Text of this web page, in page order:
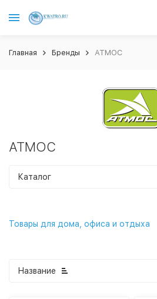
Главная Бренды АТМОС
АТМОС
Каталог
Товары для дома, офиса и отдыха
Название